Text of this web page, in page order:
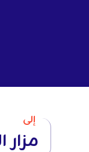
إلى